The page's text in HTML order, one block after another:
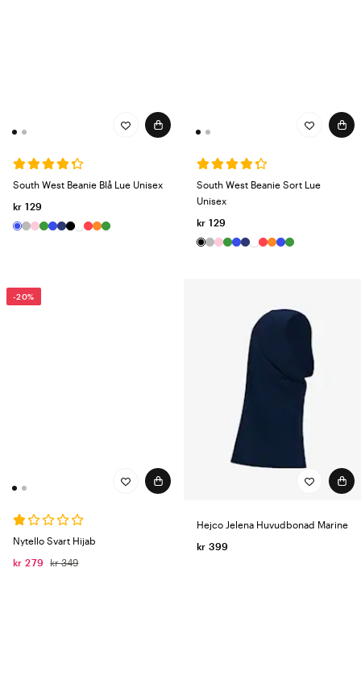
South West Beanie Blå Lue Unisex
kr 129
South West Beanie Sort Lue
Unisex
kr 129
-20%
Nytello Svart Hijab
kr 279
kr 349
Hejco Jelena Huvudbonad Marine
kr 399